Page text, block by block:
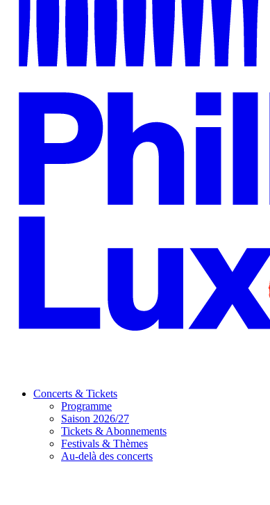
Concerts & Tickets
Programme
Saison 2026/27
Tickets & Abonnements
Festivals & Thèmes
Au-delà des concerts